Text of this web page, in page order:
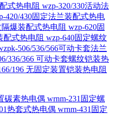
式热电阻 wzp-320/330活动法
420/430固定法兰装配式热电
爆装配式热电阻 wzp-620固
配式热电阻 wzp-640固定螺纹
506/536/566可动卡套法兰
336/366 可动卡套螺纹铠装热
196 无固定装置铠装热电阻
碳素热电偶 wrnm-231固定螺
热套式热电偶 wrnm-431固定